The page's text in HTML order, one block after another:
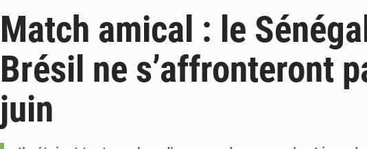
5 août 2026 Sénégal : les subventions à l’énergie bondissent à 729 milliards
5 août 2026 Sénégal : le niveau du fleuve Sénégal poursuit sa
Match amical : le
Brésil ne s’affronteront
juin